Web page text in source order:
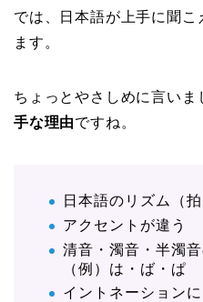
では、日本語が上手に聞こ
ます。
ちょっとやさしめに言いま
手な理由ですね。
日本語のリズム（
アクセントが違う
清音・濁音・半濁
（例）は・ば・ぱ
イントネーション